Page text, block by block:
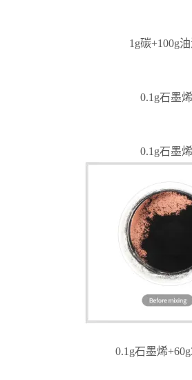
1g碳+100g
0.1g石墨
0.1g石墨
0.1g石墨烯